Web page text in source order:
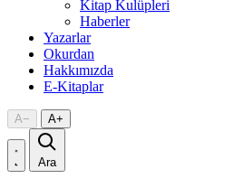
Kitap Kulüpleri
Haberler
Yazarlar
Okurdan
Hakkımızda
E-Kitaplar
A− A+
Ara